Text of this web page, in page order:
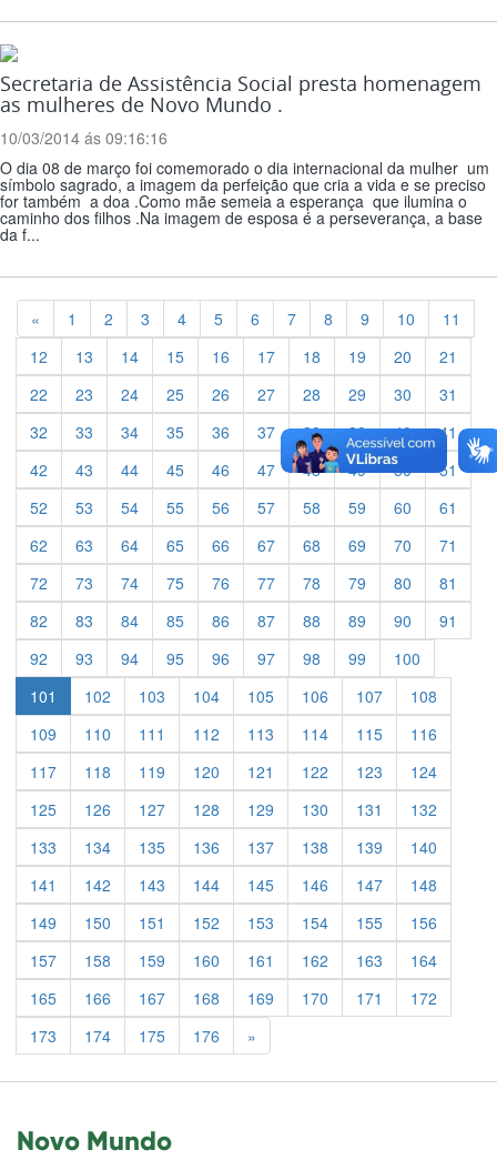
Secretaria de Assistência Social presta homenagem
as mulheres de Novo Mundo .
10/03/2014 ás 09:16:16
O dia 08 de março foi comemorado o dia internacional da mulher um
símbolo sagrado, a imagem da perfeição que cria a vida e se preciso
for também a doa .Como mãe semeia a esperança que ilumina o
caminho dos filhos .Na imagem de esposa é a perseverança, a base
da f...
« Previous
1 2 3 4 5 6 7 8 9 10
11
12
13 14 15 16 17 18 19 20
21
22
23 24 25 26 27 28 29 30
31
32
33 34 35 36 37 38 39 40
41
42
43 44 45 46 47 48 49 50
51
52
53 54 55 56 57 58 59 60
61
62
63 64 65 66 67 68 69 70
71
72
73 74 75 76 77 78 79 80
81
82
83 84 85 86 87 88 89 90
91
92
93 94 95 96 97 98 99
100
101
102 103 104 105 106 107
108
109
110 111 112 113 114 115
116
117
118 119 120 121 122 123
124
125
126 127 128 129 130 131
132
133
134 135 136 137 138 139
140
141
142 143 144 145 146 147
148
149
150 151 152 153 154 155
156
157
158 159 160 161 162 163
164
165
166 167 168 169 170 171
172
173
174 175 176 »
Novo Mundo